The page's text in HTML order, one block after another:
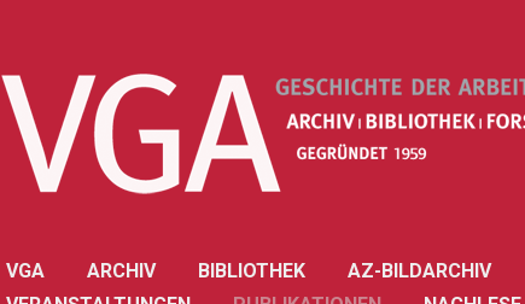
VGA ARCHIV BIBLIOTHEK AZ-BILDARCHIV